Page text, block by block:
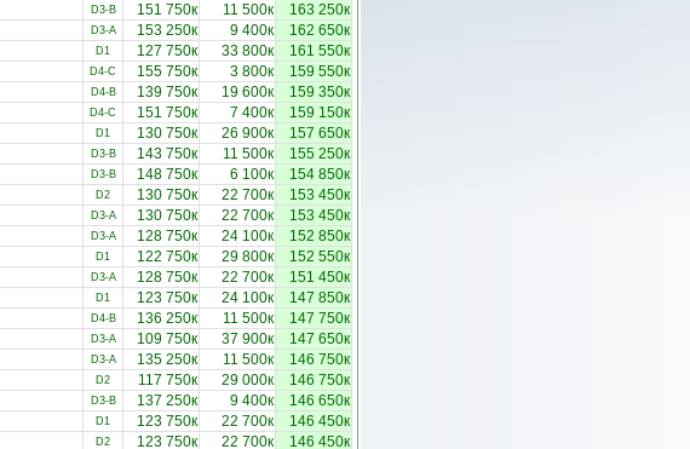
D3-B 151 750к 11 500к 163 250к
D3-A 153 250к 9 400к 162 650к
D1 127 750к 33 800к 161 550к
D4-C 155 750к 3 800к 159 550к
D4-B 139 750к 19 600к 159 350к
D4-C 151 750к 7 400к 159 150к
D1 130 750к 26 900к 157 650к
D3-B 143 750к 11 500к 155 250к
D3-B 148 750к 6 100к 154 850к
D2 130 750к 22 700к 153 450к
D3-A 130 750к 22 700к 153 450к
D3-A 128 750к 24 100к 152 850к
D1 122 750к 29 800к 152 550к
D3-A 128 750к 22 700к 151 450к
D1 123 750к 24 100к 147 850к
D4-B 136 250к 11 500к 147 750к
D3-A 109 750к 37 900к 147 650к
D3-A 135 250к 11 500к 146 750к
D2 117 750к 29 000к 146 750к
D3-B 137 250к 9 400к 146 650к
D1 123 750к 22 700к 146 450к
D2 123 750к 22 700к 146 450к